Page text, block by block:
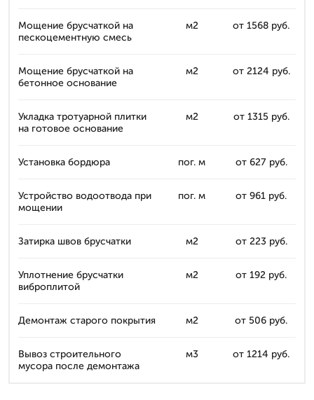
Мощение брусчаткой на
пескоцементную смесь
м2 от 1568 руб.
Мощение брусчаткой на
бетонное основание
м2 от 2124 руб.
Укладка тротуарной плитки
на готовое основание
м2 от 1315 руб.
Установка бордюра пог. м от 627 руб.
Устройство водоотвода при
мощении
пог. м от 961 руб.
Затирка швов брусчатки м2 от 223 руб.
Уплотнение брусчатки
виброплитой
м2 от 192 руб.
Демонтаж старого покрытия м2 от 506 руб.
Вывоз строительного
мусора после демонтажа
м3 от 1214 руб.